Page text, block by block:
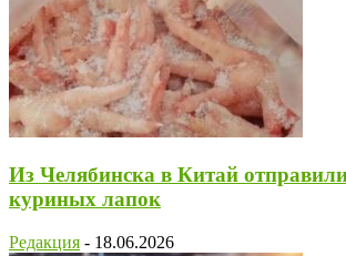
Из Челябинска в Китай
куриных лапок
Редакция - 18.06.2026